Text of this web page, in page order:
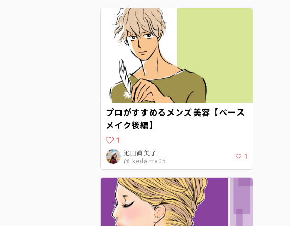
プロがすすめるメンズ美容【ベース
メイク後編】
1
池田眞美子
@Ikedama05
1